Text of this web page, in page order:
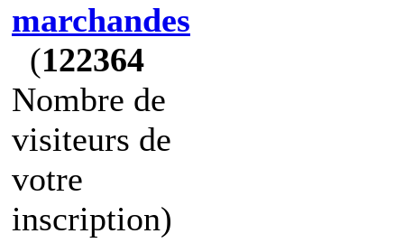
marchandes
(122364
Nombre de
visiteurs de
votre
inscription)